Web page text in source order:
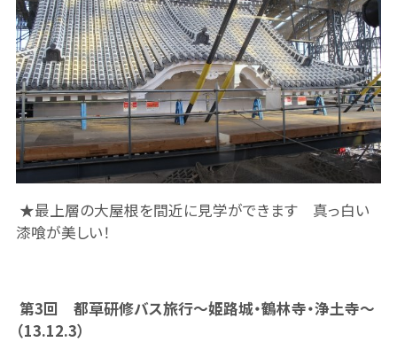
★最上層の大屋根を間近に見学ができます 真っ白い
漆喰が美しい！
第3回 都草研修バス旅行～姫路城・鶴林寺・浄土寺～
（13.12.3）